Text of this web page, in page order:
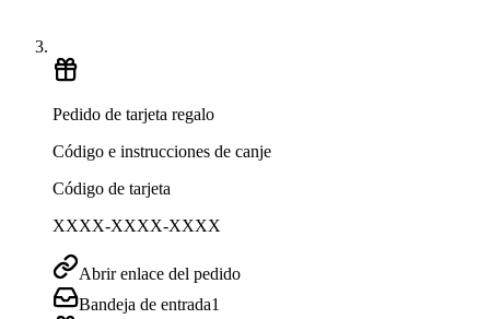
Pedido de tarjeta regalo
Código e instrucciones de canje
Código de tarjeta
XXXX-XXXX-XXXX
Abrir enlace del pedido
Bandeja de entrada1